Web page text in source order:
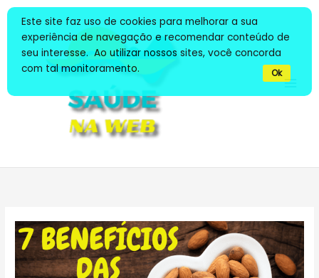
conteúdo
Este site faz uso de cookies para melhorar a sua
experiência de navegação e recomendar conteúdo de
seu interesse. Ao utilizar nossos sites, você concorda
com tal monitoramento.
Ok